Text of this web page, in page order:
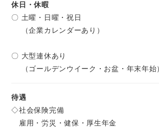
休日・休暇
〇 土曜・日曜・祝日
（企業カレンダーあり）
〇 大型連休あり
（ゴールデンウイーク・お盆・年末年始
待遇
◇社会保険完備
雇用・労災・健保・厚生年金